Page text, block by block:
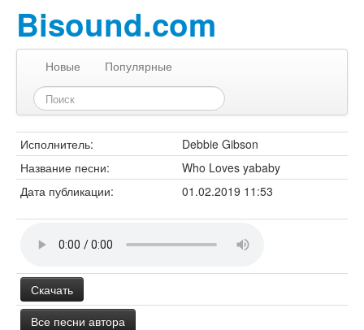
Bisound.com
Новые Популярные
Исполнитель:
Debbie Gibson
Название песни:
Who Loves yababy
Дата публикации:
01.02.2019 11:53
Скачать
Все песни автора